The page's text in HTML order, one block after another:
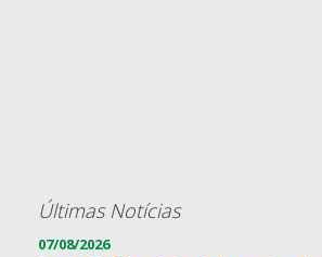
Últimas Notícias
07/08/2026